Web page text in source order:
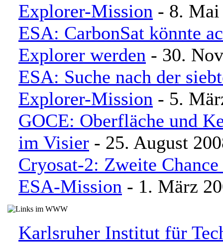
Explorer-Mission - 8. Mai
ESA: CarbonSat könnte
Explorer werden - 30.
ESA: Suche nach der
Explorer-Mission - 5.
GOCE: Oberfläche und
im Visier - 25. August
Cryosat-2: Zweite
ESA-Mission - 1. März
Karlsruher Institut für